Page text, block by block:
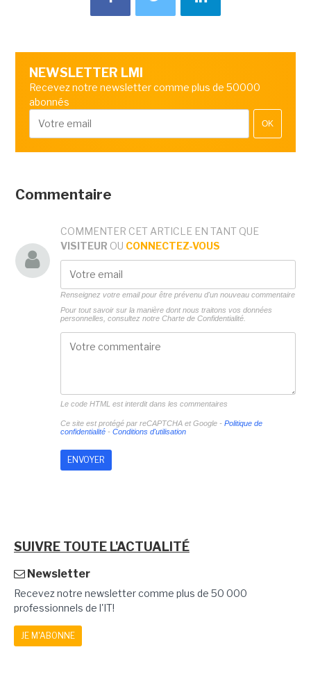
NEWSLETTER LMI
Recevez notre newsletter comme plus de 50000
abonnés
OK
Commentaire
COMMENTER CET ARTICLE EN TANT QUE
VISITEUR OU CONNECTEZ-VOUS
Renseignez votre email pour être prévenu d'un nouveau commentaire
Pour tout savoir sur la manière dont nous traitons vos données
personnelles, consultez notre Charte de Confidentialité.
Le code HTML est interdit dans les commentaires
Ce site est protégé par reCAPTCHA et Google - Politique de
confidentialité- Conditions d'utilisation
SUIVRE TOUTE L'ACTUALITÉ
Newsletter
Recevez notre newsletter comme plus de 50 000
professionnels de l'IT!
JE M'ABONNE